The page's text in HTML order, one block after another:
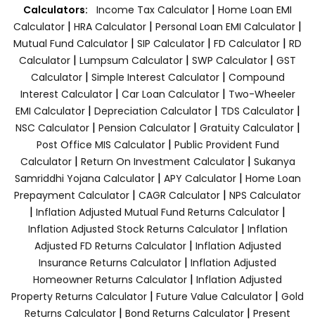
Calculators: Income Tax Calculator | Home Loan EMI
Calculator | HRA Calculator | Personal Loan EMI Calculator |
Mutual Fund Calculator | SIP Calculator | FD Calculator | RD
Calculator | Lumpsum Calculator | SWP Calculator | GST
Calculator| Simple Interest Calculator| Compound
Interest Calculator| Car Loan Calculator| Two-Wheeler
EMI Calculator| Depreciation Calculator| TDS Calculator|
NSC Calculator| Pension Calculator| Gratuity Calculator|
Post Office MIS Calculator| Public Provident Fund
Calculator| Return On Investment Calculator| Sukanya
Samriddhi Yojana Calculator| APY Calculator| Home Loan
Prepayment Calculator | CAGR Calculator | NPS Calculator
| Inflation Adjusted Mutual Fund Returns Calculator |
Inflation Adjusted Stock Returns Calculator| Inflation
Adjusted FD Returns Calculator| Inflation Adjusted
Insurance Returns Calculator | Inflation Adjusted
Homeowner Returns Calculator | Inflation Adjusted
Property Returns Calculator | Future Value Calculator | Gold
Returns Calculator | Bond Returns Calculator | Present